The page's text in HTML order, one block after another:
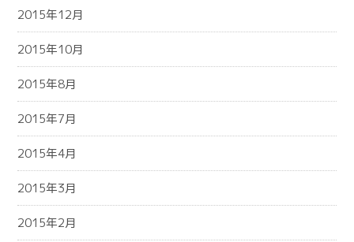
2015年12月
2015年10月
2015年8月
2015年7月
2015年4月
2015年3月
2015年2月